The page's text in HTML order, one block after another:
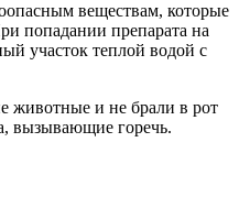
веществам, которые
попадании препарата на
участок теплой водой с
животные и не брали в рот
вызывающие горечь.